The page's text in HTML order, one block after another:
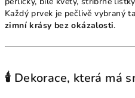
Každý prvek je pečlivě vybraný
zimní krásy bez okázalosti.
🕯️ Dekorace, která má